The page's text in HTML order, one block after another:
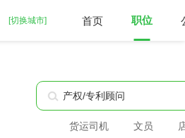
[切换城市] 首页 职位
货运司机 文员